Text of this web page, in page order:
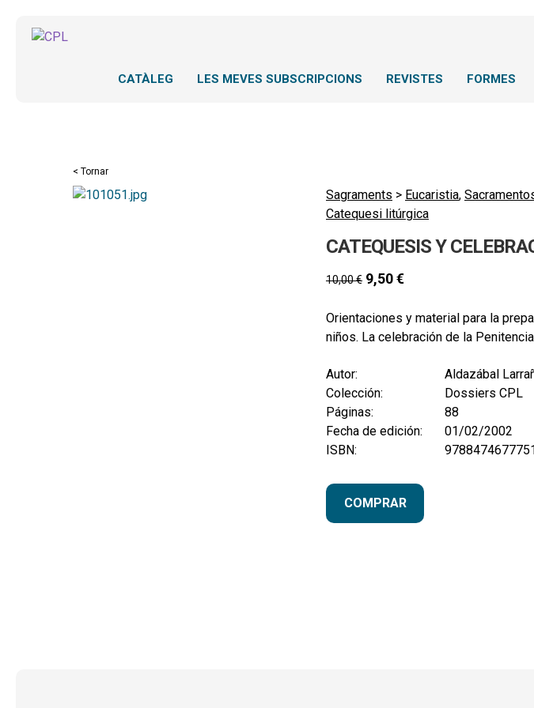
CATÀLEG LES MEVES SUBSCRIPCIONS REVISTES FORMES
< Tornar
Sagraments > Eucaristia,
Catequesi litúrgica
CATEQUESIS Y
10,00€ 9,50€
Orientaciones y material para la
niños. La celebración de la
Autor:
Aldazábal
Colección:
Dossiers CPL
Páginas:
88
Fecha de edición:
01/02/2002
ISBN:
COMPRAR